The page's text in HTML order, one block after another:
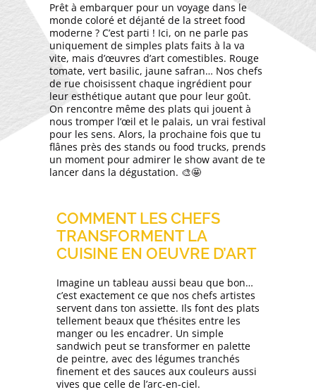
Prêt à embarquer pour un voyage dans le
monde coloré et déjanté de la street food
moderne ? C’est parti ! Ici, on ne parle pas
uniquement de simples plats faits à la va
vite, mais d’œuvres d’art comestibles. Rouge
tomate, vert basilic, jaune safran… Nos chefs
de rue choisissent chaque ingrédient pour
leur esthétique autant que pour leur goût.
On rencontre même des plats qui jouent à
nous tromper l’œil et le palais, un vrai festival
pour les sens. Alors, la prochaine fois que tu
flânes près des stands ou food trucks, prends
un moment pour admirer le show avant de te
lancer dans la dégustation. 🎨🤩
COMMENT LES CHEFS
TRANSFORMENT LA
CUISINE EN OEUVRE D’ART
Imagine un tableau aussi beau que bon…
c’est exactement ce que nos chefs artistes
servent dans ton assiette. Ils font des plats
tellement beaux que t’hésites entre les
manger ou les encadrer. Un simple
sandwich peut se transformer en palette
de peintre, avec des légumes tranchés
finement et des sauces aux couleurs aussi
vives que celle de l’arc-en-ciel.